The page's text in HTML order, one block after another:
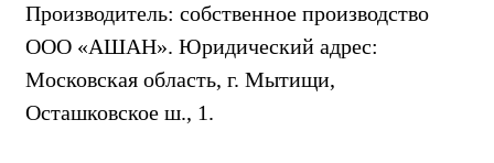
Производитель: собственное производство
ООО «АШАН». Юридический адрес:
Московская область, г. Мытищи,
Осташковское ш., 1.